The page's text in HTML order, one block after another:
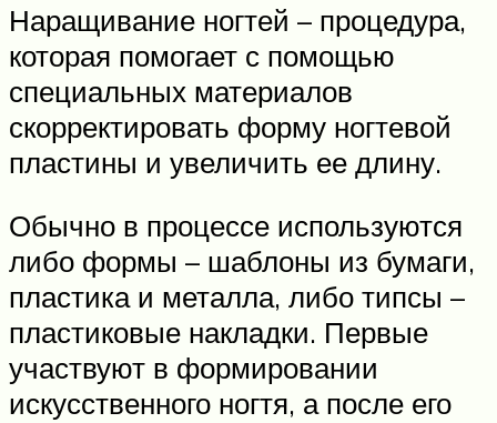
Наращивание ногтей – процедура,
которая помогает с помощью
специальных материалов
скорректировать форму ногтевой
пластины и увеличить ее длину.
Обычно в процессе используются
либо формы – шаблоны из бумаги,
пластика и металла, либо типсы –
пластиковые накладки. Первые
участвуют в формировании
искусственного ногтя, а после его